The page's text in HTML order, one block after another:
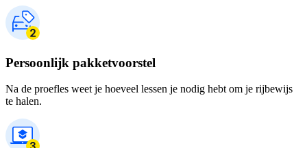
Persoonlijk pakketvoorstel
Na de proefles weet je hoeveel lessen je nodig hebt om je rijbewijs
te halen.